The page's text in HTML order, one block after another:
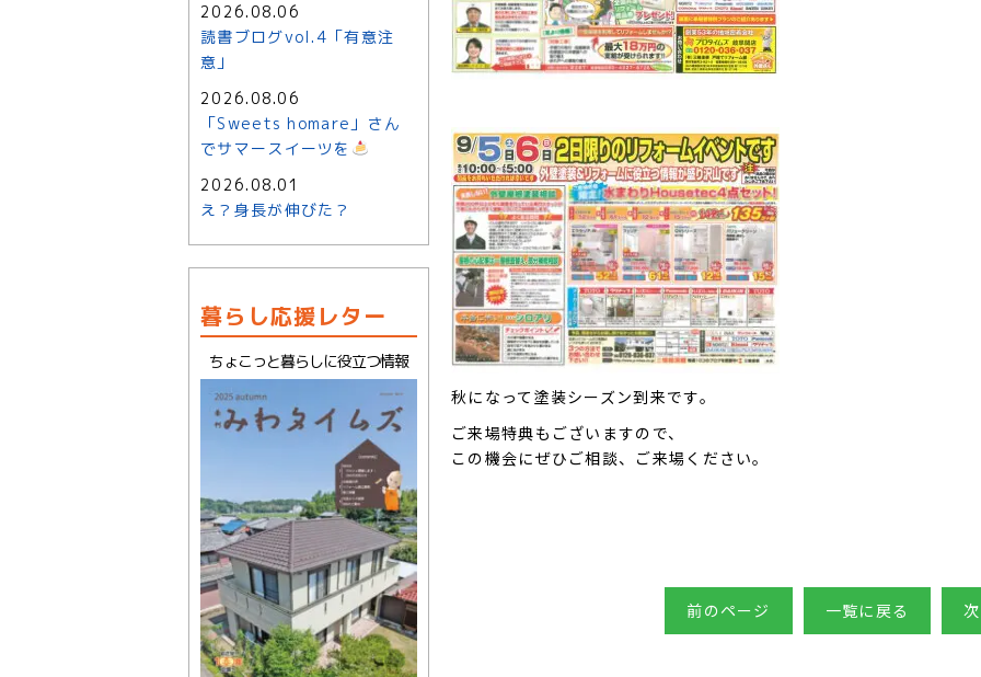
秋になって塗装シーズン到来です。
ご来場特典もございますので、
この機会にぜひご相談、ご来場ください。
前のページ 一覧に戻る
2026.08.06
読書ブログvol.4「有意注
意」
2026.08.06
「Sweets homare」さん
でサマースイーツを
2026.08.01
え？身長が伸びた？
暮らし応援レター
ちょこっと暮らしに役立つ情報